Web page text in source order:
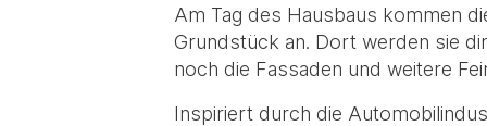
Am Tag des Hausbaus kommen
Grundstück an. Dort werden sie
noch die Fassaden und weitere
Inspiriert durch die